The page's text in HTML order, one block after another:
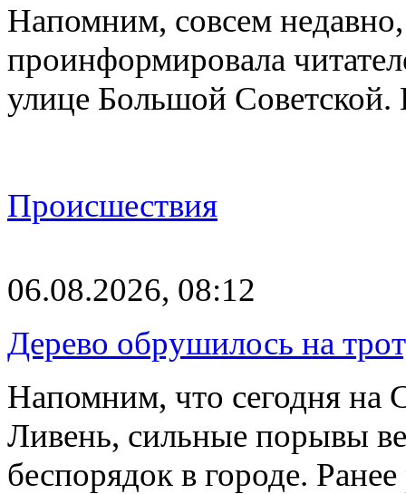
Напомним, совсем
проинформировала
улице Большой Советской.
Происшествия
06.08.2026, 08:12
Дерево обрушилось на
Напомним, что сегодня на
Ливень, сильные порывы
беспорядок в городе.